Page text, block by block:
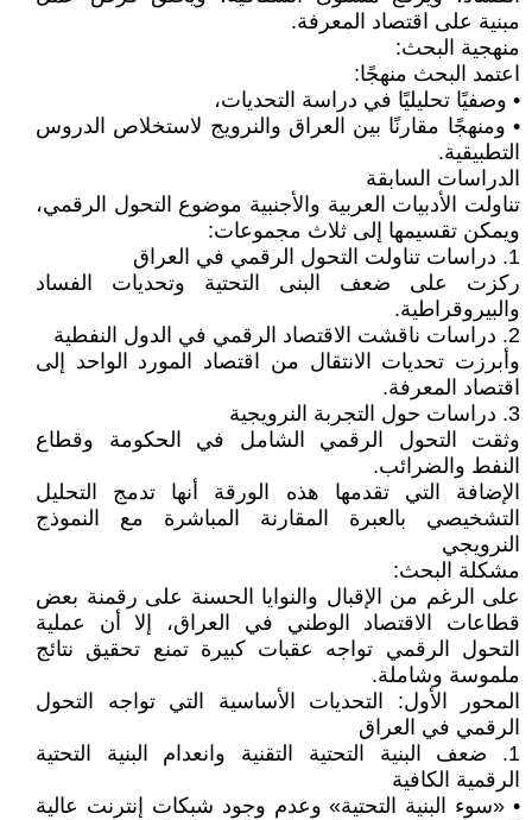
مبنية على اقتصاد المعرفة.
منهجية البحث:
اعتمد البحث منهجًا:
• وصفيًا تحليليًا في دراسة التحديات،
• ومنهجًا مقارنًا بين العراق والنرويج لاستخلاص الدروس
التطبيقية.
الدراسات السابقة
تناولت الأدبيات العربية والأجنبية موضوع التحول الرقمي،
ويمكن تقسيمها إلى ثلاث مجموعات:
1. دراسات تناولت التحول الرقمي في العراق
ركزت على ضعف البنى التحتية وتحديات الفساد
والبيروقراطية.
2. دراسات ناقشت الاقتصاد الرقمي في الدول النفطية
وأبرزت تحديات الانتقال من اقتصاد المورد الواحد إلى
اقتصاد المعرفة.
3. دراسات حول التجربة النرويجية
وثقت التحول الرقمي الشامل في الحكومة وقطاع
النفط والضرائب.
الإضافة التي تقدمها هذه الورقة أنها تدمج التحليل
التشخيصي بالعبرة المقارنة المباشرة مع النموذج
النرويجي
مشكلة البحث:
على الرغم من الإقبال والنوايا الحسنة على رقمنة بعض
قطاعات الاقتصاد الوطني في العراق، إلا أن عملية
التحول الرقمي تواجه عقبات كبيرة تمنع تحقيق نتائج
ملموسة وشاملة.
المحور الأول: التحديات الأساسية التي تواجه التحول
الرقمي في العراق
1. ضعف البنية التحتية التقنية وانعدام البنية التحتية
الرقمية الكافية
• «سوء البنية التحتية» وعدم وجود شبكات إنترنت عالية